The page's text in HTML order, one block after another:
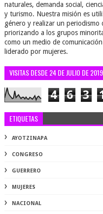
naturales, demanda social,
y turismo. Nuestra misión es
género y realizar un periodismo
priorizando a los grupos
como un medio de
liderado por mujeres.
VISITAS DESDE 24 DE JULIO DE 2019
4 6 3
ETIQUETAS
AYOTZINAPA
CONGRESO
GUERRERO
MUJERES
NACIONAL